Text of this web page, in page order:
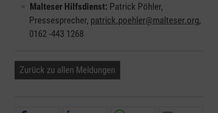
Malteser Hilfsdienst: Patrick Pöhler,
Pressesprecher, patrick.poehler@malteser.org,
0162 -443 1268
Zurück zu allen Meldungen